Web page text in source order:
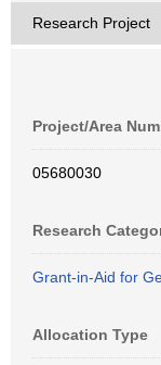
Research Project
Project/Area
05680030
Research
Grant-in-Aid for
Allocation Type